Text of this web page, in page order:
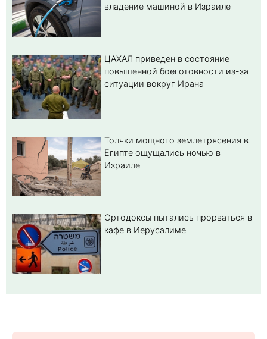
владение машиной в Израиле
ЦАХАЛ приведен в состояние
повышенной боеготовности из-за
ситуации вокруг Ирана
Толчки мощного землетрясения в
Египте ощущались ночью в
Израиле
Ортодоксы пытались прорваться в
кафе в Иерусалиме